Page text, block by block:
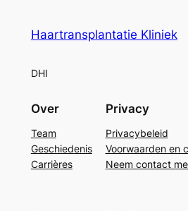
Haartransplantatie Kliniek
DHI
Over
Team
Geschiedenis
Carrières
Privacy
Privacybeleid
Voorwaarden en
Neem contact